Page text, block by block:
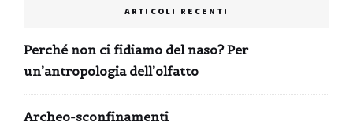
ARTICOLI RECENTI
Perché non ci fidiamo del naso? Per
un’antropologia dell’olfatto
Archeo-sconfinamenti